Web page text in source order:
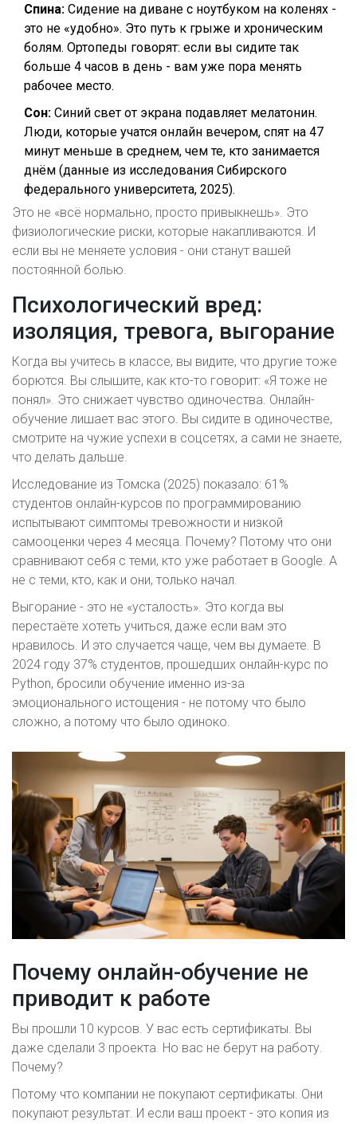
Спина: Сидение на диване с ноутбуком на коленях -
это не «удобно». Это путь к грыже и хроническим
болям. Ортопеды говорят: если вы сидите так
больше 4 часов в день - вам уже пора менять
рабочее место.
Сон: Синий свет от экрана подавляет мелатонин.
Люди, которые учатся онлайн вечером, спят на 47
минут меньше в среднем, чем те, кто занимается
днём (данные из исследования Сибирского
федерального университета, 2025).
Это не «всё нормально, просто привыкнешь». Это
физиологические риски, которые накапливаются. И
если вы не меняете условия - они станут вашей
постоянной болью.
Психологический вред:
изоляция, тревога, выгорание
Когда вы учитесь в классе, вы видите, что другие тоже
борются. Вы слышите, как кто-то говорит: «Я тоже не
понял». Это снижает чувство одиночества. Онлайн-
обучение лишает вас этого. Вы сидите в одиночестве,
смотрите на чужие успехи в соцсетях, а сами не знаете,
что делать дальше.
Исследование из Томска (2025) показало: 61%
студентов онлайн-курсов по программированию
испытывают симптомы тревожности и низкой
самооценки через 4 месяца. Почему? Потому что они
сравнивают себя с теми, кто уже работает в Google. А
не с теми, кто, как и они, только начал.
Выгорание - это не «усталость». Это когда вы
перестаёте хотеть учиться, даже если вам это
нравилось. И это случается чаще, чем вы думаете. В
2024 году 37% студентов, прошедших онлайн-курс по
Python, бросили обучение именно из-за
эмоционального истощения - не потому что было
сложно, а потому что было одиноко.
Почему онлайн-обучение не
приводит к работе
Вы прошли 10 курсов. У вас есть сертификаты. Вы
даже сделали 3 проекта. Но вас не берут на работу.
Почему?
Потому что компании не покупают сертификаты. Они
покупают результат. И если ваш проект - это копия из